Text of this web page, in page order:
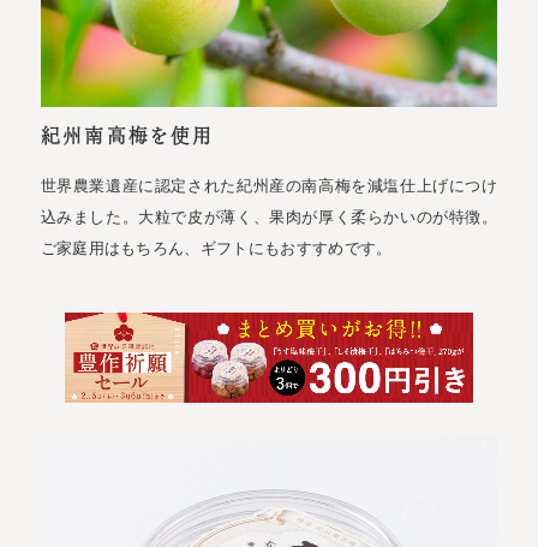
紀州南高梅を使用
世界農業遺産に認定された紀州産の南高梅を減塩仕上げにつけ
込みました。大粒で皮が薄く、果肉が厚く柔らかいのが特徴。
ご家庭用はもちろん、ギフトにもおすすめです。